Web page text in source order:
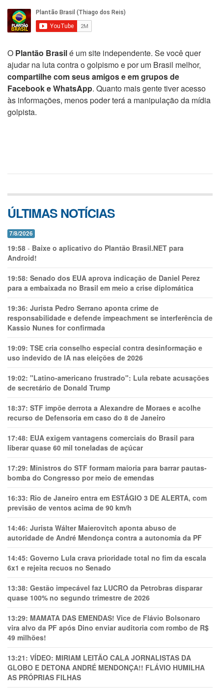
O Plantão Brasilé um site independente. Se você quer
ajudar na luta contra o golpismo e por um Brasil melhor,
compartilhe com seus amigos e em grupos de
Facebook e WhatsApp. Quanto mais gente tiver acesso
às informações, menos poder terá a manipulação da mídia
golpista.
ÚLTIMAS NOTÍCIAS
7/8/2026
19:58 - Baixe o aplicativo do Plantão Brasil.NET para
Android!
19:58: Senado dos EUA aprova indicação de Daniel Perez
para a embaixada no Brasil em meio a crise diplomática
19:36: Jurista Pedro Serrano aponta crime de
responsabilidade e defende impeachment se interferência de
Kassio Nunes for confirmada
19:09: TSE cria conselho especial contra desinformação e
uso indevido de IA nas eleições de 2026
19:02: "Latino-americano frustrado": Lula rebate acusações
de secretário de Donald Trump
18:37: STF impõe derrota a Alexandre de Moraes e acolhe
recurso de Defensoria em caso do 8 de Janeiro
17:48: EUA exigem vantagens comerciais do Brasil para
liberar quase 60 mil toneladas de açúcar
17:29: Ministros do STF formam maioria para barrar pautas-
bomba do Congresso por meio de emendas
16:33: Rio de Janeiro entra em ESTÁGIO 3 DE ALERTA, com
previsão de ventos acima de 90 km/h
14:46: Jurista Wálter Maierovitch aponta abuso de
autoridade de André Mendonça contra a autonomia da PF
14:45: Governo Lula crava prioridade total no fim da escala
6x1 e rejeita recuos no Senado
13:38: Gestão impecável faz LUCRO da Petrobras disparar
quase 100% no segundo trimestre de 2026
13:29: MAMATA DAS EMENDAS! Vice de Flávio Bolsonaro
vira alvo da PF após Dino enviar auditoria com rombo de R$
49 milhões!
13:21: VÍDEO: MIRIAM LEITÃO CALA JORNALISTAS DA
GLOBO E DETONA ANDRÉ MENDONÇA!! FLÁVIO HUMILHA
AS PRÓPRIAS FILHAS